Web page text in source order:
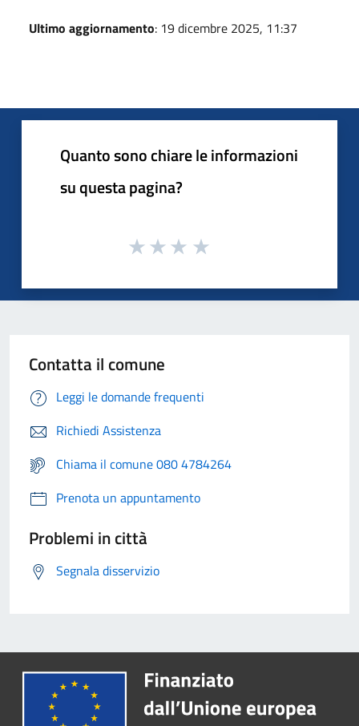
Ultimo aggiornamento: 19 dicembre 2025, 11:37
Quanto sono chiare le informazioni
su questa pagina?
Contatta il comune
Leggi le domande frequenti
Richiedi Assistenza
Chiama il comune 080 4784264
Prenota un appuntamento
Problemi in città
Segnala disservizio